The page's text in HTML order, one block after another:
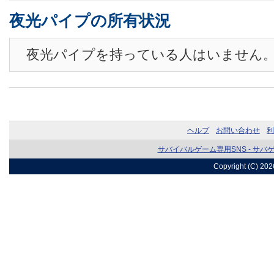
夜光パイプの所有状況
夜光パイプを持っている人はいません
ヘルプ お問い合わせ
サバイバルゲーム専用SNS - サバ
Copyright (C)